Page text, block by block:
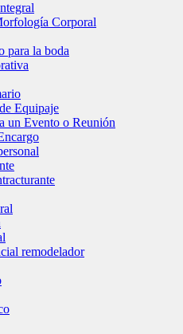
Corporal
para la boda
Equipaje
un Evento o Reunión
remodelador